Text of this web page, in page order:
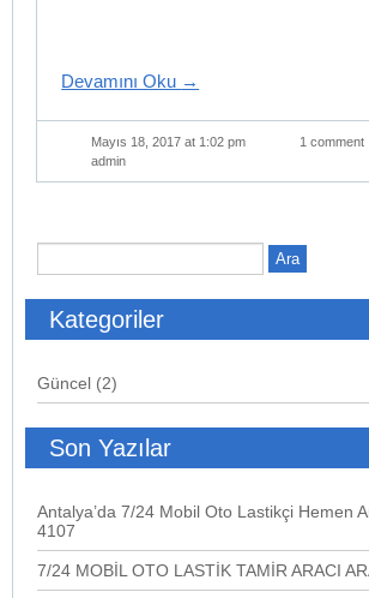
Devamını Oku →
Mayıs 18, 2017 at 1:02 pm
1 comment
admin
Kategoriler
Güncel (2)
Son Yazılar
Antalya’da 7/24 Mobil Oto Lastikçi Hemen
4107
7/24 MOBİL OTO LASTİK TAMİR ARACI